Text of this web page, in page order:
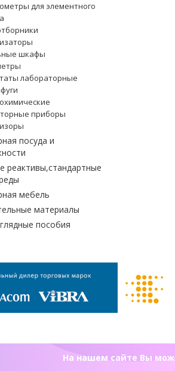
для элементного
шкафы
лабораторные
приборы
посуда и
реактивы,стандартные
мебель
материалы
пособия
На нашем сайте Вы